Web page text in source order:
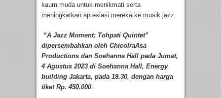
kaum muda untuk menikmati serta
meningkatkan apresiasi mereka ke musik jazz.
“A Jazz Moment: Tohpati Quintet”
dipersembahkan oleh ChicoIraAsa
Productions dan Soehanna Hall pada Jumat,
4 Agustus 2023 di Soehanna Hall, Energy
building Jakarta, pada 19.30, dengan harga
tiket Rp. 450.000